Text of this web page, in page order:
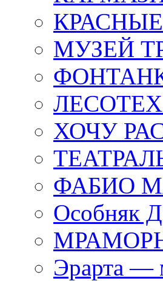
МУЗЕЙ
ХОЧУ
ФАБИО
Особняк
Эрарта —